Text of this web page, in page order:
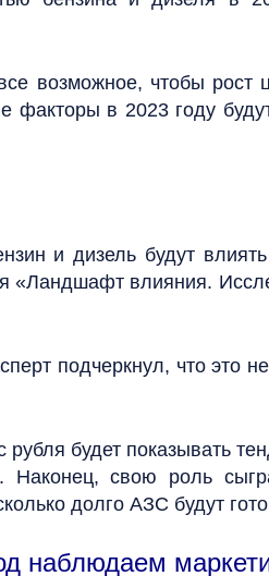
возможное, чтобы
в 2023 году
и дизель будут
«Ландшафт влияния.
подчеркнул, что это
будет показывать
свою роль
долго АЗС будут
наблюдаем